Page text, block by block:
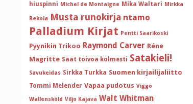
hiuspinni Michel de Montaigne Mika Waltari Mirkka
Rekola Musta runokirja ntamo
Palladium Kirjat Pentti Saarikoski
Pyynikin Trikoo Raymond Carver Réne
Magritte Saat toivoa kolmesti Satakieli!
Savukeidas Sirkka Turkka Suomen kirjailijaliitto
Tommi Melender Vapaa pudotus Viggo
Wallensköld Viljo Kajava Walt Whitman